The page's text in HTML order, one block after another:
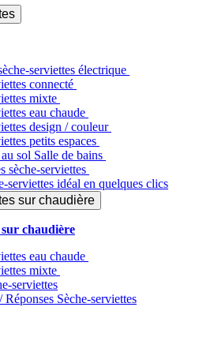
serviettes électrique
connecté
mixte
eau chaude
design / couleur
petits espaces
sol Salle de bains
sèche-serviettes
serviettes idéal en quelques clics
sur chaudière
sur chaudière
eau chaude
mixte
serviettes
Réponses Sèche-serviettes